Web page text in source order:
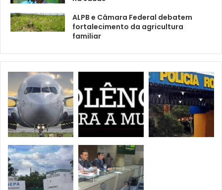
ALPB e Câmara Federal debatem
fortalecimento da agricultura
familiar